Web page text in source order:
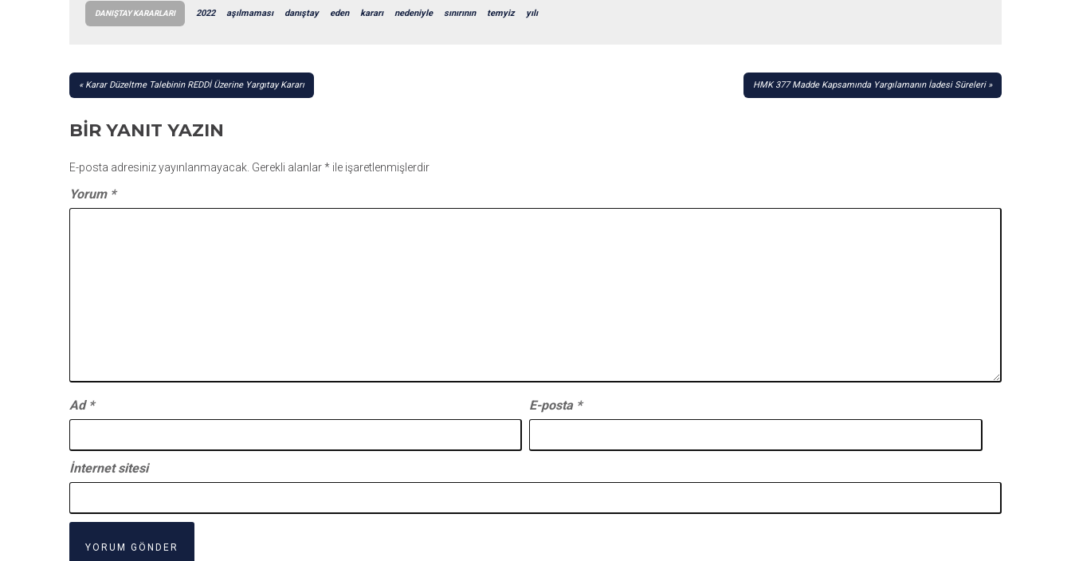
DANIŞTAY KARARLARI 2022 aşılmaması danıştay eden kararı nedeniyle sınırının temyiz yılı
YAZI
Karar Düzeltme Talebinin REDDİ Üzerine Yargıtay Kararı HMK 377 Madde Kapsamında Yargılamanın İadesi Süreleri
BIR YANIT YAZIN
E-posta adresiniz yayınlanmayacak. Gerekli alanlar* ile işaretlenmişlerdir
Yorum *
Ad * E-posta *
İnternet sitesi